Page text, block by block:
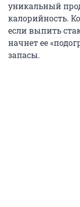
уникальный
калорийность.
если выпить
начнет ее
запасы.